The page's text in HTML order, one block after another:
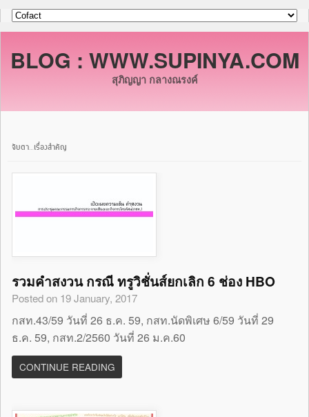
BLOG : WWW.SUPINYA.COM
สุภิญญา กลางณรงค์
จับตา…เรื่องสำคัญ
รวมคำสงวน กรณี ทรูวิชั่นส์ยกเลิก 6 ช่อง HBO
Posted on 19 January, 2017
กสท.43/59 วันที่ 26 ธ.ค. 59, กสท.นัดพิเศษ 6/59 วันที่ 29
ธ.ค. 59, กสท.2/2560 วันที่ 26 ม.ค.60
CONTINUE READING